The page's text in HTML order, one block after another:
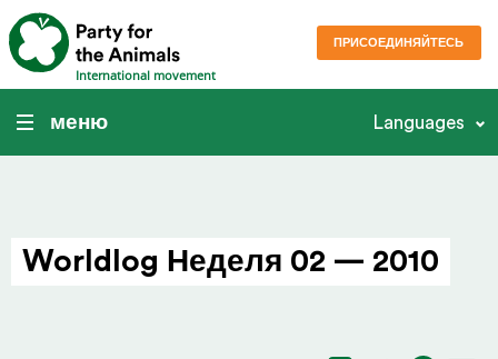
International movement
ПРИСОЕДИНЯЙТЕСЬ
меню Languages
Worldlog Неделя 02 — 2010